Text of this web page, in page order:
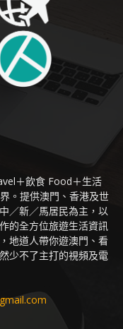
＋飲食 Food＋生活
。提供澳門、香港及世
／新／馬居民為主，以
的全方位旅遊生活資訊
地道人帶你遊澳門、看
少不了主打的視頻及電